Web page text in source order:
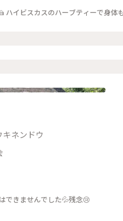
ハイビスカスのハーブティーで身体
ネンドウ
できませんでした💦残念😢